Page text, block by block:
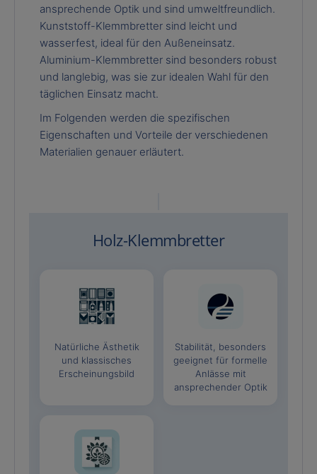
ansprechende Optik und sind umweltfreundlich.
Kunststoff-Klemmbretter sind leicht und
wasserfest, ideal für den Außeneinsatz.
Aluminium-Klemmbretter sind besonders robust
und langlebig, was sie zur idealen Wahl für den
täglichen Einsatz macht.
Im Folgenden werden die spezifischen
Eigenschaften und Vorteile der verschiedenen
Materialien genauer erläutert.
Holz-Klemmbretter
Natürliche Ästhetik
und klassisches
Erscheinungsbild
Stabilität, besonders
geeignet für formelle
Anlässe mit
ansprechender Optik